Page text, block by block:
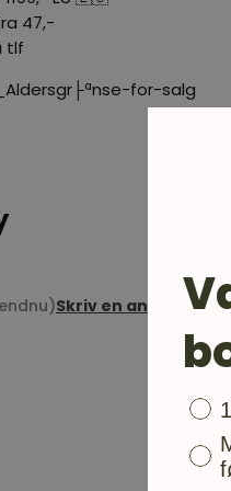
47,-
tlf
Skriv en anmeldelse